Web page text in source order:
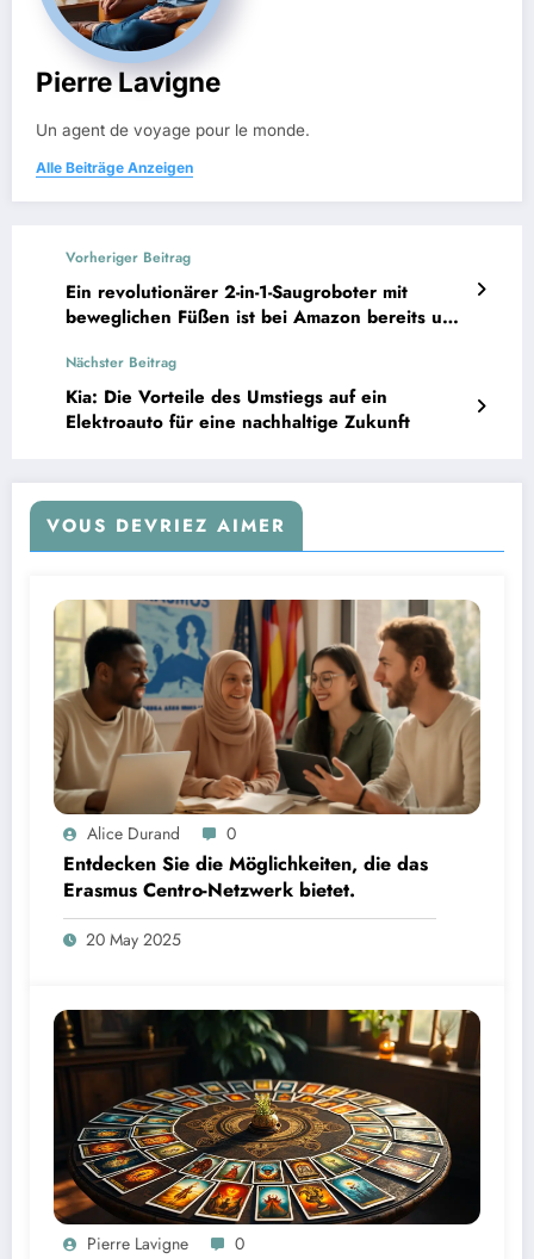
Pierre Lavigne
Un agent de voyage pour le monde.
Alle Beiträge Anzeigen
Vorheriger Beitrag
Ein revolutionärer 2-in-1-Saugroboter mit
beweglichen Füßen ist bei Amazon bereits um
Nächster Beitrag
Kia: Die Vorteile des Umstiegs auf ein
Elektroauto für eine nachhaltige Zukunft
VOUS DEVRIEZ AIMER
Alice Durand 0
Entdecken Sie die Möglichkeiten, die das
Erasmus Centro-Netzwerk bietet.
20 May 2025
Pierre Lavigne 0